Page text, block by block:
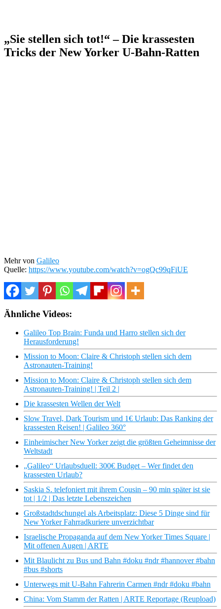
„Sie stellen sich tot!“ – Die krassesten
Tricks der New Yorker U-Bahn-Ratten
Mehr von Galileo
Quelle: https://www.youtube.com/watch?v=ogQc99qFiUE
Ähnliche Videos:
Galileo Top Brain: Funda und Harro stellen sich der
Herausforderung!
Mission to Moon: Claire & Christoph stellen sich dem
Astronauten-Training!
Mission to Moon: Claire & Christoph stellen sich dem
Astronauten-Training! | Teil 2 |
Die krassesten Wellen der Welt
Slow Travel, Dark Tourism und 1€ Urlaub: Das Ranking der
krassesten Reisen! | Galileo 360°
Einheimischer New Yorker zeigt die größten Geheimnisse der
Weltstadt
„Galileo“ Urlaubsduell: 300€ Budget – Wer findet den
krassesten Urlaub?
Saskia S. telefoniert mit ihrem Cousin – 90 min später ist sie
tot | 1/2 | Das letzte Lebenszeichen
Großstadtdschungel als Arbeitsplatz: Diese 5 Dinge sind für
New Yorker Fahrradkuriere unverzichtbar
Israelische Propaganda auf dem New Yorker Times Square |
Mit offenen Augen | ARTE
Mit Blaulicht zu Bus und Bahn #doku #ndr #hannover #bahn
#bus #shorts
Unterwegs mit U-Bahn Fahrerin Carmen #ndr #doku #bahn
China: Vom Stamm der Ratten | ARTE Reportage (Reupload)